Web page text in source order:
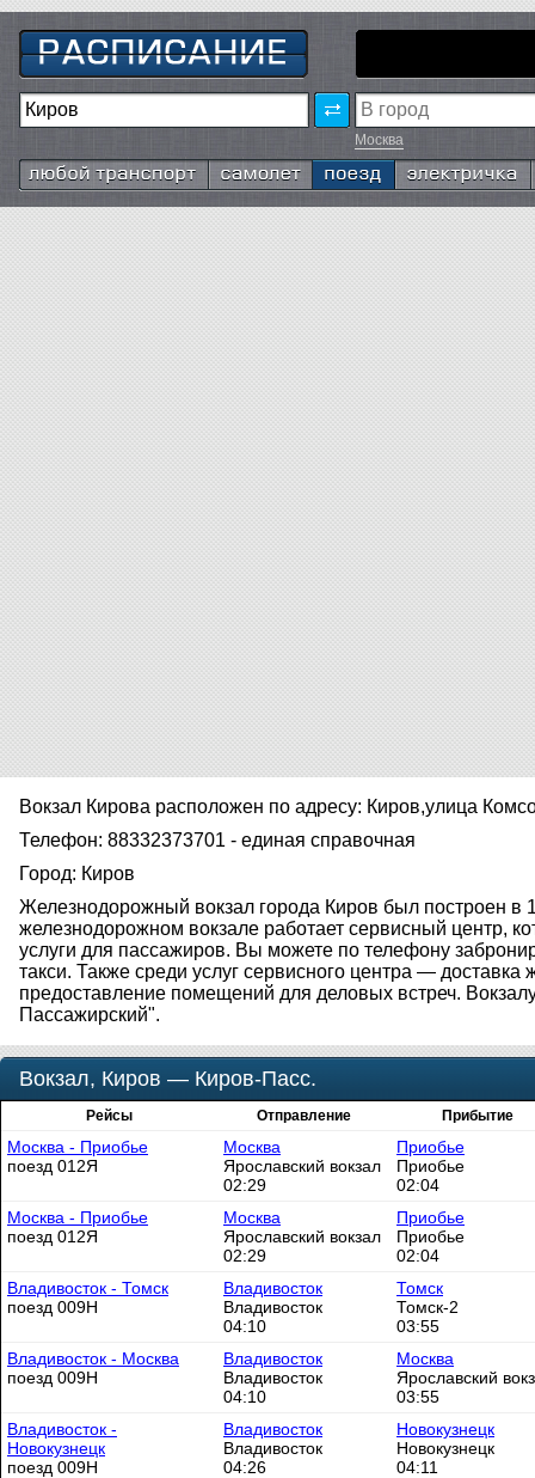
Москва
Любой транспорт Самолёт Поезд Электричка
Вокзал Кирова расположен по адресу: Киров,улица
Телефон: 88332373701 - единая справочная
Город: Киров
Железнодорожный вокзал города Киров был построен в
железнодорожном вокзале работает сервисный центр,
услуги для пассажиров. Вы можете по телефону
такси. Также среди услуг сервисного центра —
предоставление помещений для деловых встреч.
Пассажирский".
Вокзал, Киров — Киров-Пасс.
Рейсы Отправление Прибытие
Москва - Приобье
поезд 012Я
Москва
Ярославский вокзал
02:29
Приобье
Приобье
02:04
Москва - Приобье
поезд 012Я
Москва
Ярославский вокзал
02:29
Приобье
Приобье
02:04
Владивосток - Томск
поезд 009Н
Владивосток
Владивосток
04:10
Томск
Томск-2
03:55
Владивосток - Москва
поезд 009Н
Владивосток
Владивосток
04:10
Москва
Ярославский
03:55
Владивосток -
Новокузнецк
поезд 009Н
Владивосток
Владивосток
04:26
Новокузнецк
Новокузнецк
04:11